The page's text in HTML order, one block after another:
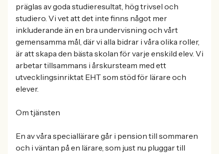
präglas av goda studieresultat, hög trivsel och
studiero. Vi vet att det inte finns något mer
inkluderande än en bra undervisning och vårt
gemensamma mål, där vi alla bidrar i våra olika roller,
är att skapa den bästa skolan för varje enskild elev. Vi
arbetar tillsammans i årskursteam med ett
utvecklingsinriktat EHT som stöd för lärare och
elever.
Om tjänsten
En av våra speciallärare går i pension till sommaren
och i väntan på en lärare, som just nu pluggar till